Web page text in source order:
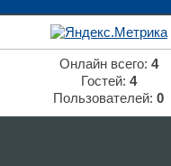
Онлайн всего: 4
Гостей: 4
Пользователей:0